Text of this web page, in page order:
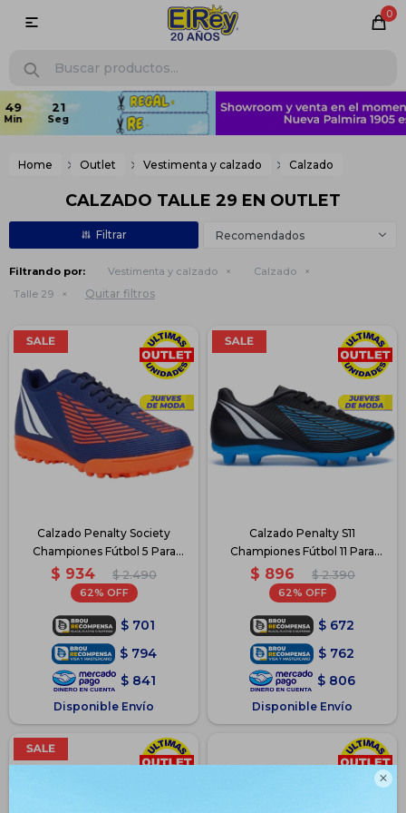

0

Home Outlet Vestimenta y calzado Calzado
CALZADO TALLE 29 EN OUTLET
Recomendados
Filtrando por: Vestimenta y calzado
Calzado
Talle 29
Quitar filtros
Calzado Penalty Society
Championes Fútbol 5 Para
Niños - Azul
$ 934 $ 2.490
62
$ 701
$ 794
$ 841
Disponible Envío
Calzado Penalty S11
Championes Fútbol 11 Para
Niños - Azul
$ 896 $ 2.390
62
$ 672
$ 762
$ 806
Disponible Envío